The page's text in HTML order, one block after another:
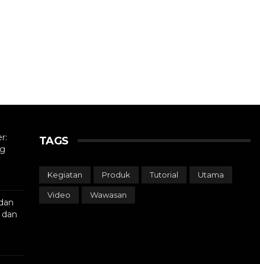
dan
TAGS
Kegiatan Produk Tutorial Utama
Video Wawasan